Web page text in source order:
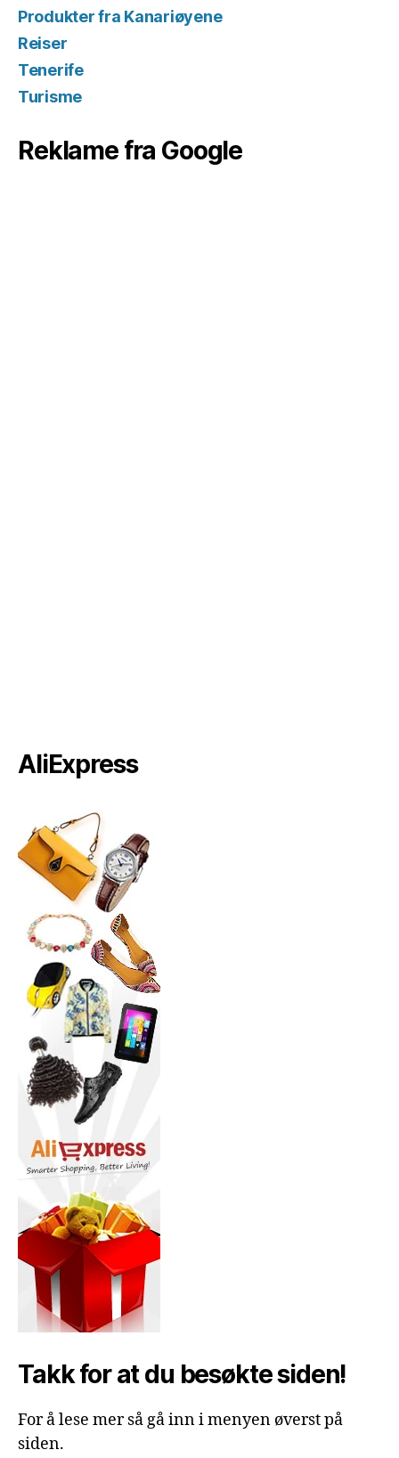
Produkter fra Kanariøyene
Reiser
Tenerife
Turisme
Reklame fra Google
AliExpress
Takk for at du besøkte siden!
For å lese mer så gå inn i menyen øverst på
siden.